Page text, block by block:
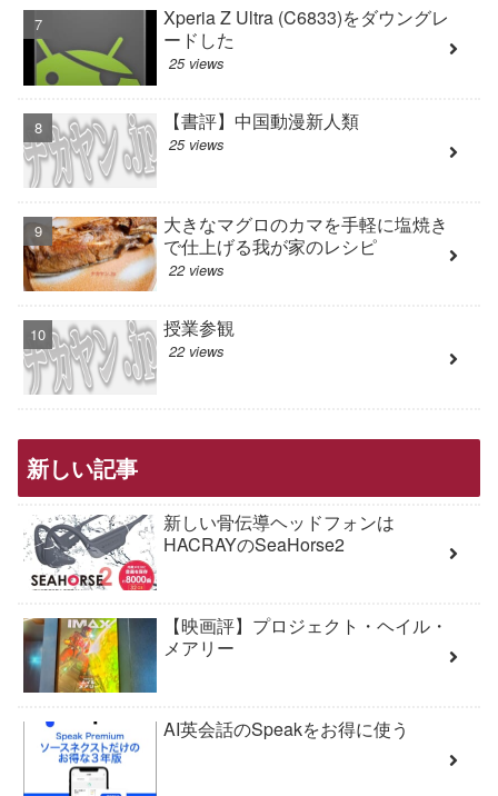
Xperia Z Ultra (C6833)をダウングレ
ードした
25 views
【書評】中国動漫新人類
25 views
大きなマグロのカマを手軽に塩焼き
で仕上げる我が家のレシピ
22 views
授業参観
22 views
新しい記事
新しい骨伝導ヘッドフォンは
HACRAYのSeaHorse2
【映画評】プロジェクト・ヘイル・
メアリー
AI英会話のSpeakをお得に使う